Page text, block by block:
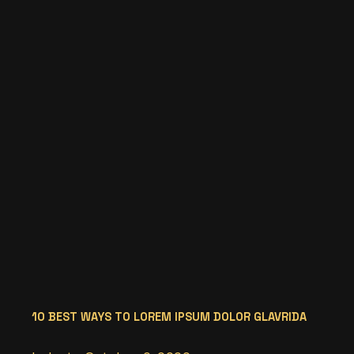
10 BEST WAYS TO LOREM IPSUM DOLOR GLAVRIDA